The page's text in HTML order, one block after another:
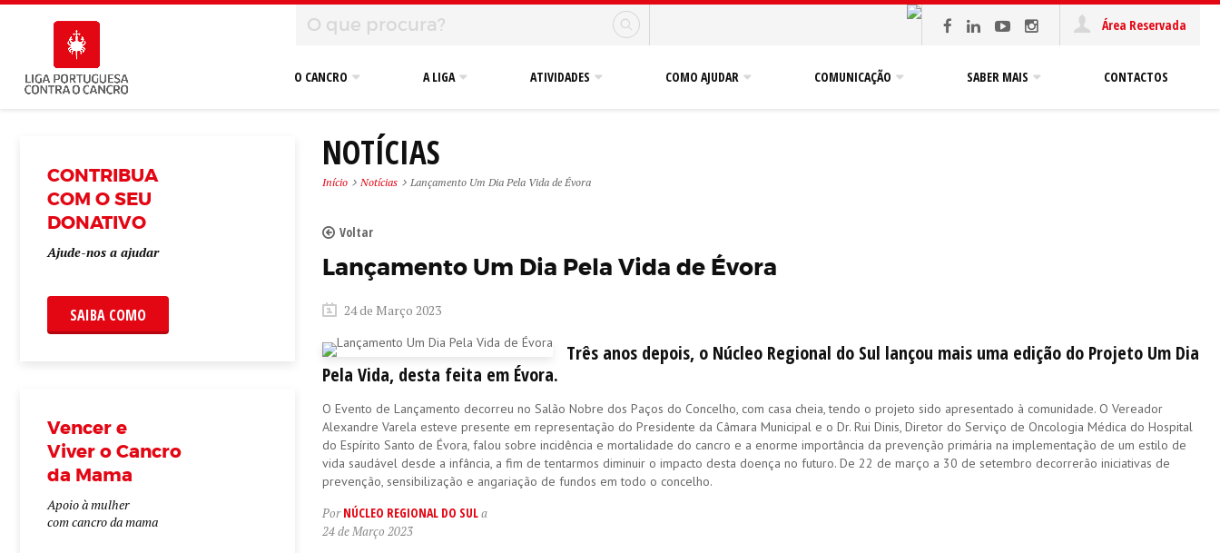
Área Reservada
O CANCRO A LIGA ATIVIDADES COMO AJUDAR COMUNICAÇÃO SABER MAIS CONTACTOS
CONTRIBUA
COM O SEU
DONATIVO
Ajude-nos a ajudar
SAIBA COMO
Vencer e
Viver o Cancro
da Mama
Apoio à mulher
com cancro da mama
NOTÍCIAS
Início Notícias Lançamento Um Dia Pela Vida de Évora
Voltar
Lançamento Um Dia Pela Vida de Évora
24 de Março 2023
Três anos depois, o Núcleo Regional do Sul lançou mais uma edição do Projeto Um Dia
Pela Vida, desta feita em Évora.
O Evento de Lançamento decorreu no Salão Nobre dos Paços do Concelho, com casa cheia, tendo o projeto sido apresentado à comunidade. O Vereador
Alexandre Varela esteve presente em representação do Presidente da Câmara Municipal e o Dr. Rui Dinis, Diretor do Serviço de Oncologia Médica do Hospital
do Espírito Santo de Évora, falou sobre incidência e mortalidade do cancro e a enorme importância da prevenção primária na implementação de um estilo de
vida saudável desde a infância, a fim de tentarmos diminuir o impacto desta doença no futuro. De 22 de março a 30 de setembro decorrerão iniciativas de
prevenção, sensibilização e angariação de fundos em todo o concelho.
PorNÚCLEO REGIONAL DO SULa
24 de Março 2023